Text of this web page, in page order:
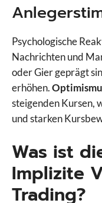
Psychologische
Nachrichten und
oder Gier geprägt
erhöhen.
steigenden Kursen,
und starken
Was ist
Implizite
Trading?